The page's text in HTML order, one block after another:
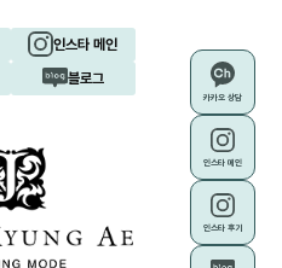
인스타 메인
블로그
카카오 상담
인스타 메인
인스타 후기